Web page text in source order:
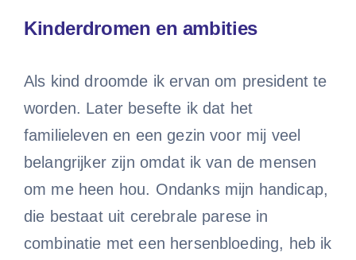
Kinderdromen en ambities
Als kind droomde ik ervan om president te
worden. Later besefte ik dat het
familieleven en een gezin voor mij veel
belangrijker zijn omdat ik van de mensen
om me heen hou. Ondanks mijn handicap,
die bestaat uit cerebrale parese in
combinatie met een hersenbloeding, heb ik